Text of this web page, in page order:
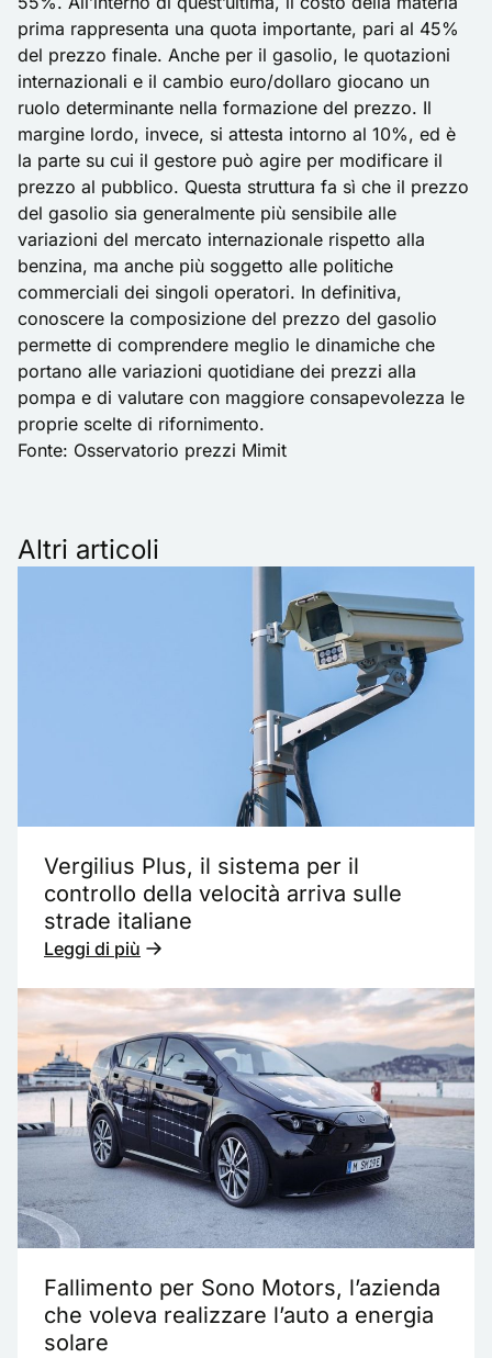
prima rappresenta una quota importante, pari al 45%
del prezzo finale. Anche per il gasolio, le quotazioni
internazionali e il cambio euro/dollaro giocano un
ruolo determinante nella formazione del prezzo. Il
margine lordo, invece, si attesta intorno al 10%, ed è
la parte su cui il gestore può agire per modificare il
prezzo al pubblico. Questa struttura fa sì che il prezzo
del gasolio sia generalmente più sensibile alle
variazioni del mercato internazionale rispetto alla
benzina, ma anche più soggetto alle politiche
commerciali dei singoli operatori. In definitiva,
conoscere la composizione del prezzo del gasolio
permette di comprendere meglio le dinamiche che
portano alle variazioni quotidiane dei prezzi alla
pompa e di valutare con maggiore consapevolezza le
proprie scelte di rifornimento.
Fonte: Osservatorio prezzi Mimit
Altri articoli
Vergilius Plus, il sistema per il
controllo della velocità arriva sulle
strade italiane
Leggi di più
Fallimento per Sono Motors, l’azienda
che voleva realizzare l’auto a energia
solare